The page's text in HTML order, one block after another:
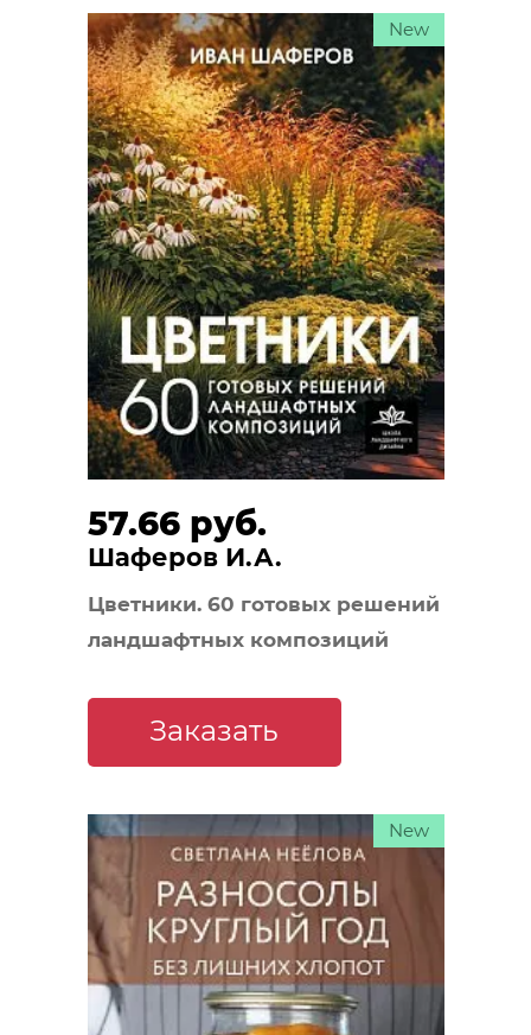
57.66 руб.
Шаферов И.А.
Цветники. 60 готовых решений
ландшафтных композиций
New
Заказать
New